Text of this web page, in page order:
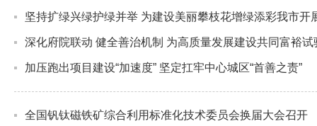
坚持扩绿兴绿护绿并举 为建设美丽攀枝花增绿添彩我市开
深化府院联动 健全善治机制 为高质量发展建设共同富裕
加压跑出项目建设“加速度” 坚定扛牢中心城区“首善之责”
全国钒钛磁铁矿综合利用标准化技术委员会换届大会召开